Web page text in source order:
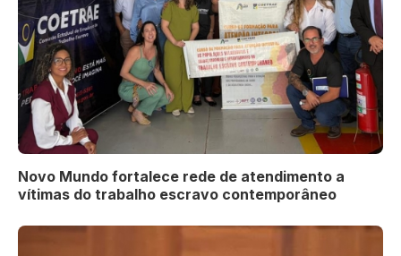
Novo Mundo fortalece rede de atendimento a
vítimas do trabalho escravo contemporâneo